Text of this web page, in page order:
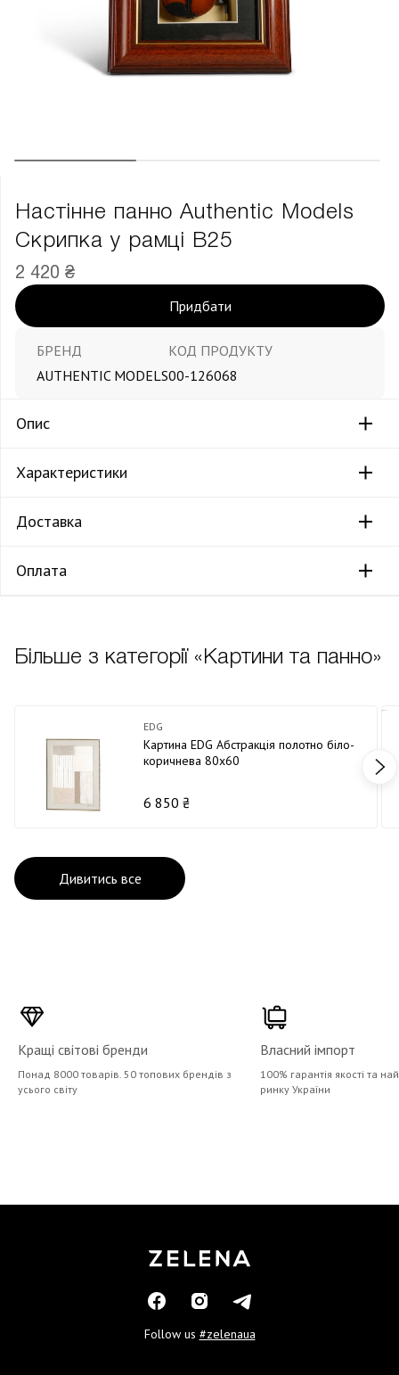
Настінне панно Authentic Models
Скрипка у рамці В25
2 420 ₴
Придбати
БРЕНД
AUTHENTIC MODELS
КОД ПРОДУКТУ
00-126068
Опис
Характеристики
Доставка
Оплата
Більше з категорії «Картини та панно»
EDG
Картина EDG Абстракція полотно біло-
коричнева 80х60
6 850 ₴
Дивитись все
Кращі світові бренди
Понад 8000 товарів. 50 топових брендів з
усього світу
Власний імпорт
100% гарантія якості та
ринку України
Follow us #zelenaua